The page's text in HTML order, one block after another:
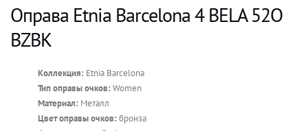
Оправа Etnia Barcelona 4 BELA 52O
BZBK
Коллекция: Etnia Barcelona
Тип оправы очков: Women
Материал: Металл
Цвет оправы очков: бронза